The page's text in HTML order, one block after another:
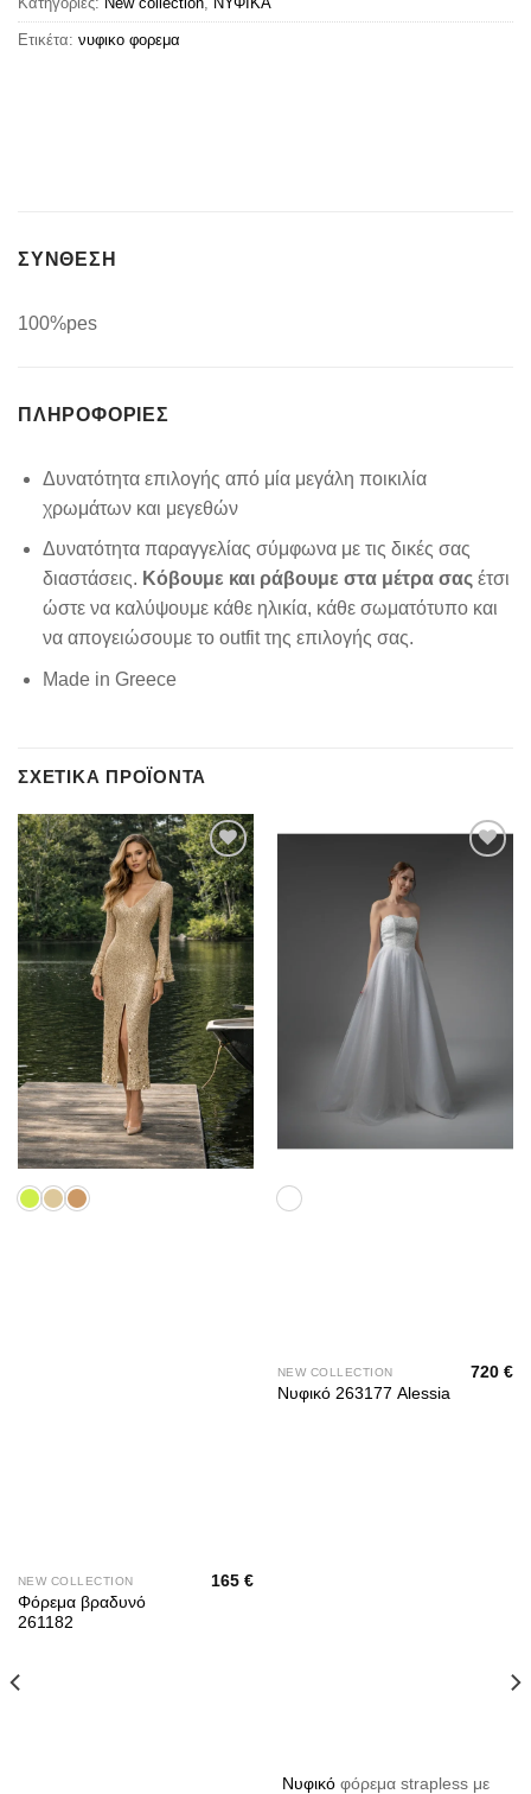
Ετικέτα: νυφικο φορεμα
ΣΥΝΘΕΣΗ
100%pes
ΠΛΗΡΟΦΟΡΊΕΣ
Δυνατότητα επιλογής από μία μεγάλη ποικιλία
χρωμάτων και μεγεθών
Δυνατότητα παραγγελίας σύμφωνα με τις δικές σας
διαστάσεις. Κόβουμε και ράβουμε στα μέτρα σας έτσι
ώστε να καλύψουμε κάθε ηλικία, κάθε σωματότυπο και
να απογειώσουμε το outfit της επιλογής σας.
Made in Greece
ΣΧΕΤΙΚΆ ΠΡΟΪΌΝΤΑ
Add to
wishlist
NEW COLLECTION
Φόρεμα βραδυνό
261182
165€
NEW COLLECTION
Νυφικό 263177 Alessia
720€
Νυφικόφόρεμα strapless με